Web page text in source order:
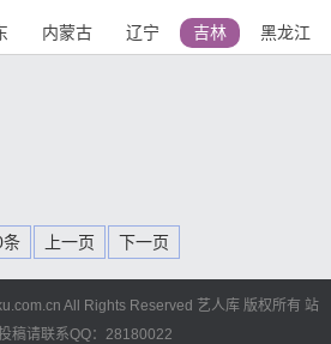
内蒙古 辽宁 吉林 黑龙江
条 上一页 下一页
All Rights Reserved 艺人库 版权所有 站
稿请联系QQ：28180022